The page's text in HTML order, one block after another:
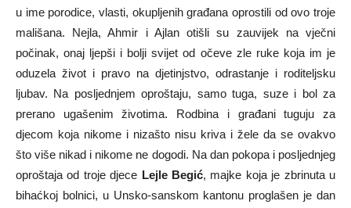
u ime porodice, vlasti, okupljenih građana oprostili od ovo troje
mališana. Nejla, Ahmir i Ajlan otišli su zauvijek na vječni
počinak, onaj ljepši i bolji svijet od očeve zle ruke koja im je
oduzela život i pravo na djetinjstvo, odrastanje i roditeljsku
ljubav. Na posljednjem oproštaju, samo tuga, suze i bol za
prerano ugašenim životima. Rodbina i građani tuguju za
djecom koja nikome i nizašto nisu kriva i žele da se ovakvo
što više nikad i nikome ne dogodi. Na dan pokopa i posljednjeg
oproštaja od troje djece Lejle Begić, majke koja je zbrinuta u
bihaćkoj bolnici, u Unsko-sanskom kantonu proglašen je dan